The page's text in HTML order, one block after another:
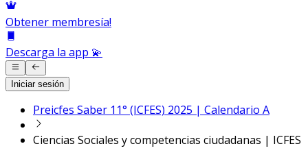
Obtener membresía!
Descarga la app 💫
Iniciar sesión
Preicfes Saber 11° (ICFES) 2025 | Calendario A
Ciencias Sociales y competencias ciudadanas | ICFES